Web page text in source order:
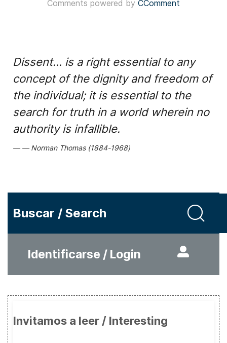
Comments powered by CComment
Dissent... is a right essential to any
concept of the dignity and freedom of
the individual; it is essential to the
search for truth in a world wherein no
authority is infallible.
Norman Thomas (1884-1968)
Buscar / Search
Identificarse / Login
Invitamos a leer / Interesting